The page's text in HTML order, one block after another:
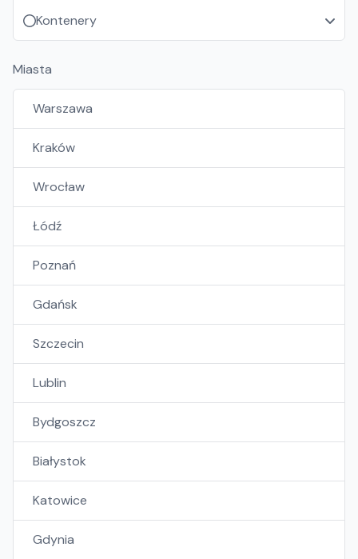
Kontenery
Miasta
Warszawa
Kraków
Wrocław
Łódź
Poznań
Gdańsk
Szczecin
Lublin
Bydgoszcz
Białystok
Katowice
Gdynia